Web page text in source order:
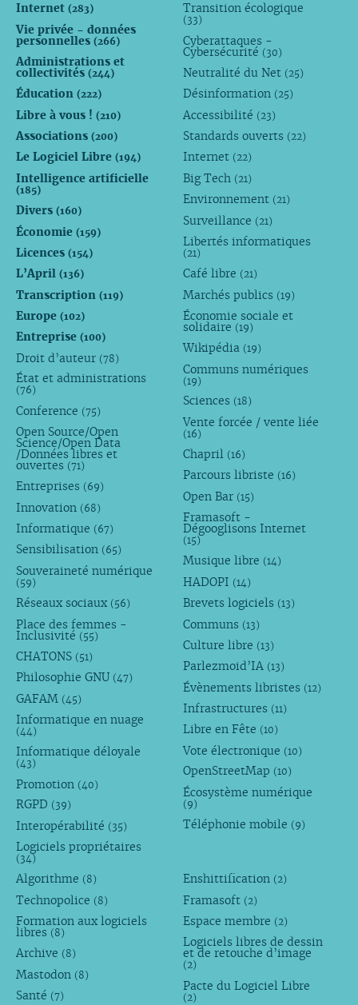
Internet (283)
Vie privée - données
personnelles (266)
Administrations et
collectivités (244)
Éducation (222)
Libre à vous ! (210)
Associations (200)
Le Logiciel Libre (194)
Intelligence artificielle
(185)
Divers (160)
Économie (159)
Licences (154)
L’April (136)
Transcription (119)
Europe (102)
Entreprise (100)
Droit d’auteur (78)
État et administrations
(76)
Conference (75)
Open Source/Open
Science/Open Data
/Données libres et
ouvertes (71)
Entreprises (69)
Innovation (68)
Informatique (67)
Sensibilisation (65)
Souveraineté numérique
(59)
Réseaux sociaux (56)
Place des femmes -
Inclusivité (55)
CHATONS (51)
Philosophie GNU (47)
GAFAM (45)
Informatique en nuage
(44)
Informatique déloyale
(43)
Promotion (40)
RGPD (39)
Interopérabilité (35)
Logiciels propriétaires
(34)
Transition écologique
(33)
Cyberattaques -
Cybersécurité (30)
Neutralité du Net (25)
Désinformation (25)
Accessibilité (23)
Standards ouverts (22)
Internet (22)
Big Tech (21)
Environnement (21)
Surveillance (21)
Libertés informatiques
(21)
Café libre (21)
Marchés publics (19)
Économie sociale et
solidaire (19)
Wikipédia (19)
Communs numériques
(19)
Sciences (18)
Vente forcée / vente liée
(16)
Chapril (16)
Parcours libriste (16)
Open Bar (15)
Framasoft -
Dégooglisons Internet
(15)
Musique libre (14)
HADOPI (14)
Brevets logiciels (13)
Communs (13)
Culture libre (13)
Parlezmoid’IA (13)
Évènements libristes (12)
Infrastructures (11)
Libre en Fête (10)
Vote électronique (10)
OpenStreetMap (10)
Écosystème numérique
(9)
Téléphonie mobile (9)
Algorithme (8)
Technopolice (8)
Formation aux logiciels
libres (8)
Archive (8)
Mastodon (8)
Santé (7)
Enshittification (2)
Framasoft (2)
Espace membre (2)
Logiciels libres de dessin
et de retouche d’image
(2)
Pacte du Logiciel Libre
(2)